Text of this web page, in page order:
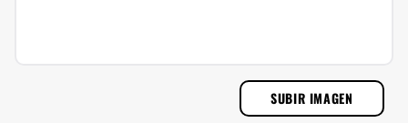
SUBIR IMAGEN